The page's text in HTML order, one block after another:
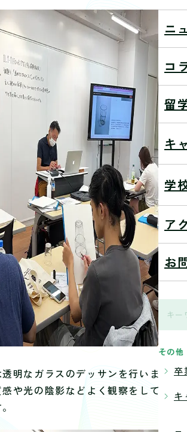
ニ
コ
留
キ
学
ア
お
その他
卒
キ
明なガラスのデッサンを行いまし
や光の陰影などよく観察をして、